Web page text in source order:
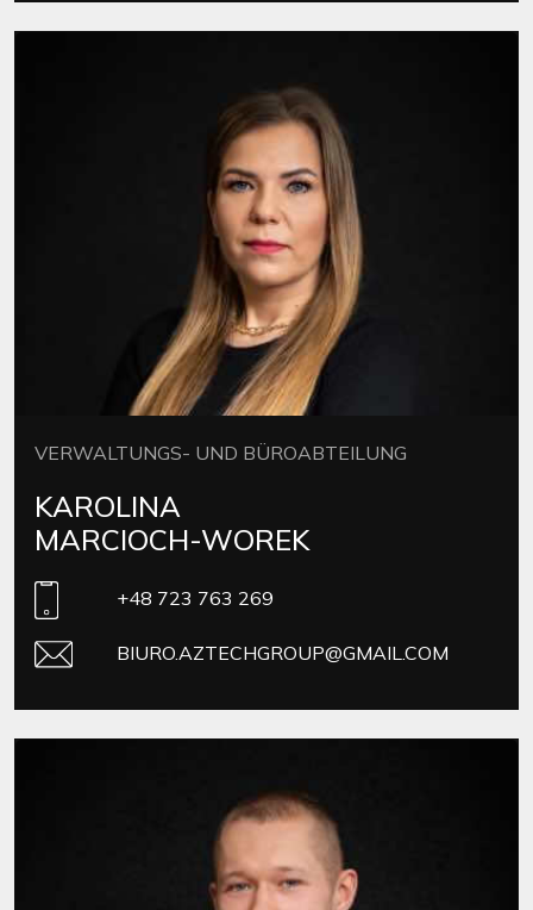
VERWALTUNGS- UND BÜROABTEILUNG
KAROLINA
MARCIOCH-WOREK
+48 723 763 269
BIURO.AZTECHGROUP@GMAIL.COM